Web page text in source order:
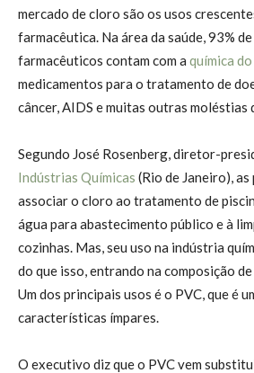
mercado de cloro são os usos
farmacêutica. Na área da saúde, 93%
farmacêuticos contam com a química
medicamentos para o tratamento de
câncer, AIDS e muitas outras moléstias
Segundo José Rosenberg, diretor-
Indústrias Químicas (Rio de Janeiro),
associar o cloro ao tratamento de
água para abastecimento público e à
cozinhas. Mas, seu uso na indústria
do que isso, entrando na composição
Um dos principais usos é o PVC, que é
características ímpares.
O executivo diz que o PVC vem